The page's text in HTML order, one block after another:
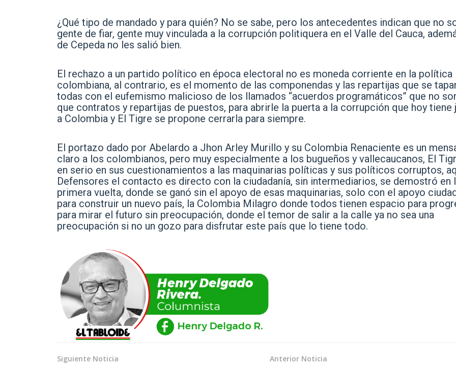
¿Qué tipo de mandado y para quién? No se sabe, pero los antecedentes indican que no
gente de fiar, gente muy vinculada a la corrupción politiquera en el Valle del Cauca,
de Cepeda no les salió bien.
El rechazo a un partido político en época electoral no es moneda corriente en la política
colombiana, al contrario, es el momento de las componendas y las repartijas que se
todas con el eufemismo malicioso de los llamados “acuerdos programáticos” que no
que contratos y repartijas de puestos, para abrirle la puerta a la corrupción que hoy tiene
a Colombia y El Tigre se propone cerrarla para siempre.
El portazo dado por Abelardo a Jhon Arley Murillo y su Colombia Renaciente es un
claro a los colombianos, pero muy especialmente a los bugueños y vallecaucanos, El
en serio en sus cuestionamientos a las maquinarias políticas y sus políticos corruptos,
Defensores el contacto es directo con la ciudadanía, sin intermediarios, se demostró en
primera vuelta, donde se ganó sin el apoyo de esas maquinarias, solo con el apoyo
para construir un nuevo país, la Colombia Milagro donde todos tienen espacio para
para mirar el futuro sin preocupación, donde el temor de salir a la calle ya no sea una
preocupación si no un gozo para disfrutar este país que lo tiene todo.
Siguiente Noticia Anterior Noticia